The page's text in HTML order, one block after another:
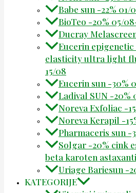
Babe sun -22% 01/
BioTeo -20% 05/
Ducray
Eucerin
elasticity ultra light
15/08
Eucerin sun -30%
Ladival SUN -20%
Noreva Exfoliac -
Noreva Kerapil -
Pharmaceris sun -
Solgar -20% cink
beta karoten
Uriage Bariesun -
KATEGORIJE